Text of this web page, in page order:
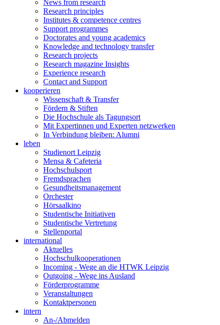
News from research
Research principles
Institutes & competence centres
Support programmes
Doctorates and young academics
Knowledge and technology transfer
Research projects
Research magazine Insights
Experience research
Contact and Support
kooperieren
Wissenschaft & Transfer
Fördern & Stiften
Die Hochschule als Tagungsort
Mit Expertinnen und Experten netzwerken
In Verbindung bleiben: Alumni
leben
Studienort Leipzig
Mensa & Cafeteria
Hochschulsport
Fremdsprachen
Gesundheitsmanagement
Orchester
Hörsaalkino
Studentische Initiativen
Studentische Vertretung
Stellenportal
international
Aktuelles
Hochschulkooperationen
Incoming - Wege an die HTWK Leipzig
Outgoing - Wege ins Ausland
Förderprogramme
Veranstaltungen
Kontaktpersonen
intern
An-/Abmelden